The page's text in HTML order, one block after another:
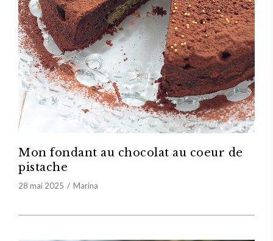
Mon fondant au chocolat au coeur de
pistache
28 mai 2025 Marina